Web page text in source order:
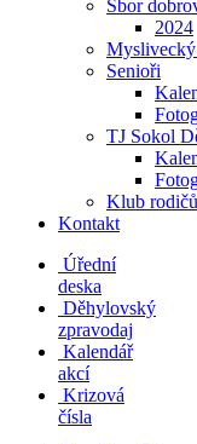
Sbor
2024
Senioři
TJ Sokol
Klub
Kontakt
Úřední
deska
Děhylovský
zpravodaj
Kalendář
akcí
Krizová
čísla